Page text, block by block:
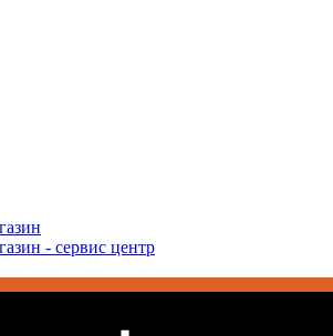
- сервис центр